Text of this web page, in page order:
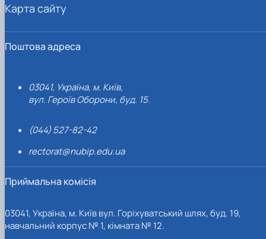
Поштова адреса
03041, Україна, м. Київ,
вул. Героїв Оборони, буд. 15.
(044) 527-82-42
rectorat@nubip.edu.ua
Приймальна комісія
03041, Україна, м. Київ вул. Горіхуватський шлях, буд. 19,
навчальний корпус № 1, кімната № 12.
Карта сайту